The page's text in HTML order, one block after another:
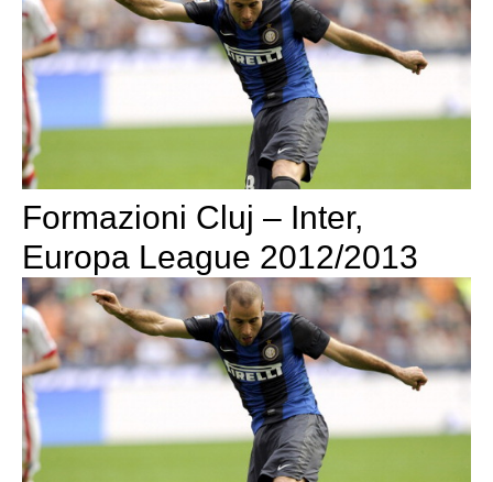
Formazioni Cluj – Inter,
Europa League 2012/2013